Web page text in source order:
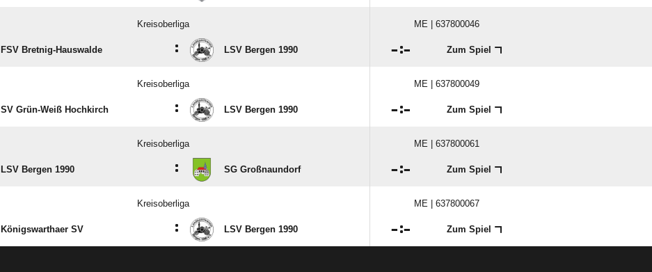
Kreisoberliga ME | 637800046
FSV Bretnig-Hauswalde : LSV Bergen 1990 : Zum Spiel
Kreisoberliga ME | 637800049
SV Grün-Weiß Hochkirch : LSV Bergen 1990 : Zum Spiel
Kreisoberliga ME | 637800061
LSV Bergen 1990 : SG Großnaundorf : Zum Spiel
Kreisoberliga ME | 637800067
Königswarthaer SV : LSV Bergen 1990 : Zum Spiel